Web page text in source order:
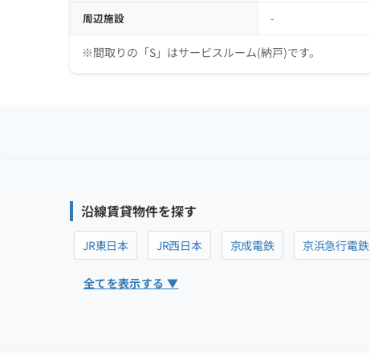
周辺施設 -
※間取りの「S」はサービスルーム(納戸)です。
沿線賃貸物件を探す
JR東日本 JR西日本 京成電鉄 京浜急行電鉄
全てを表示する ▼